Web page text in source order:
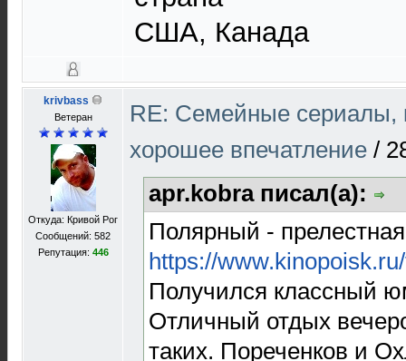
США, Канада
krivbass
Ветеран
Откуда: Кривой Рог
Сообщений: 582
Репутация: 446
RE: Cемейные сериалы,
хорошее впечатление /
apr.kobra писал(а):
Полярный -
https://
Получился классный
Отличный отдых
таких. Пореченков и